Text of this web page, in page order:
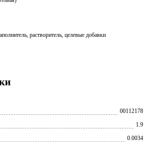
растворитель, целевые добавки
00112178
1.9
0.0034